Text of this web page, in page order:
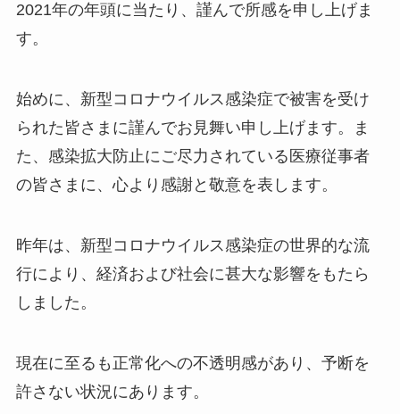
2021年の年頭に当たり、謹んで所感を申し上げま
す。
始めに、新型コロナウイルス感染症で被害を受け
られた皆さまに謹んでお見舞い申し上げます。ま
た、感染拡大防止にご尽力されている医療従事者
の皆さまに、心より感謝と敬意を表します。
昨年は、新型コロナウイルス感染症の世界的な流
行により、経済および社会に甚大な影響をもたら
しました。
現在に至るも正常化への不透明感があり、予断を
許さない状況にあります。